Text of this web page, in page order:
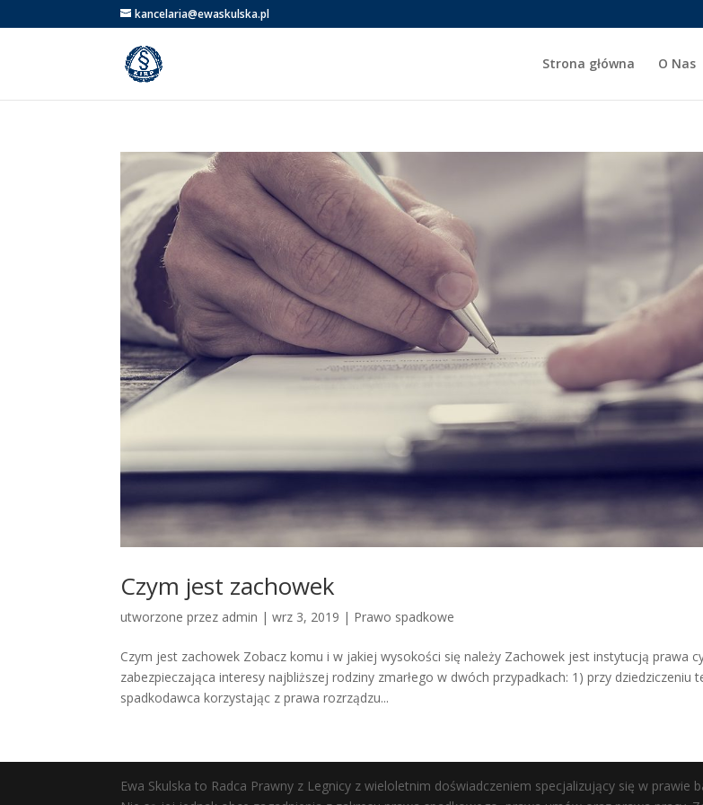
kancelaria@ewaskulska.pl
Strona główna O Nas
Czym jest zachowek
utworzone przez admin |wrz 3, 2019 | Prawo spadkowe
Czym jest zachowek Zobacz komu i w jakiej wysokości się należy Zachowek jest instytucją prawa
zabezpieczająca interesy najbliższej rodziny zmarłego w dwóch przypadkach: 1) przy dziedziczeniu
spadkodawca korzystając z prawa rozrządzu...
Ewa Skulska to Radca Prawny z Legnicy z wieloletnim doświadczeniem specjalizujący się w prawie